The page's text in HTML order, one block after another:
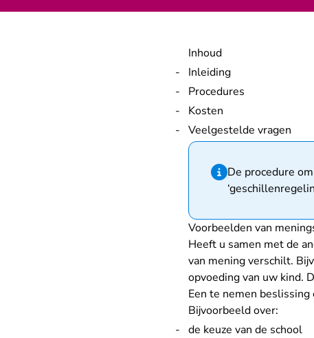
Inhoud
Inleiding
Procedures
Kosten
Veelgestelde vragen
Hint van type
De procedure
Voorbeelden van
Heeft u samen met de
van mening verschilt.
opvoeding van uw kind.
Een te nemen
Bijvoorbeeld over:
de keuze van de school